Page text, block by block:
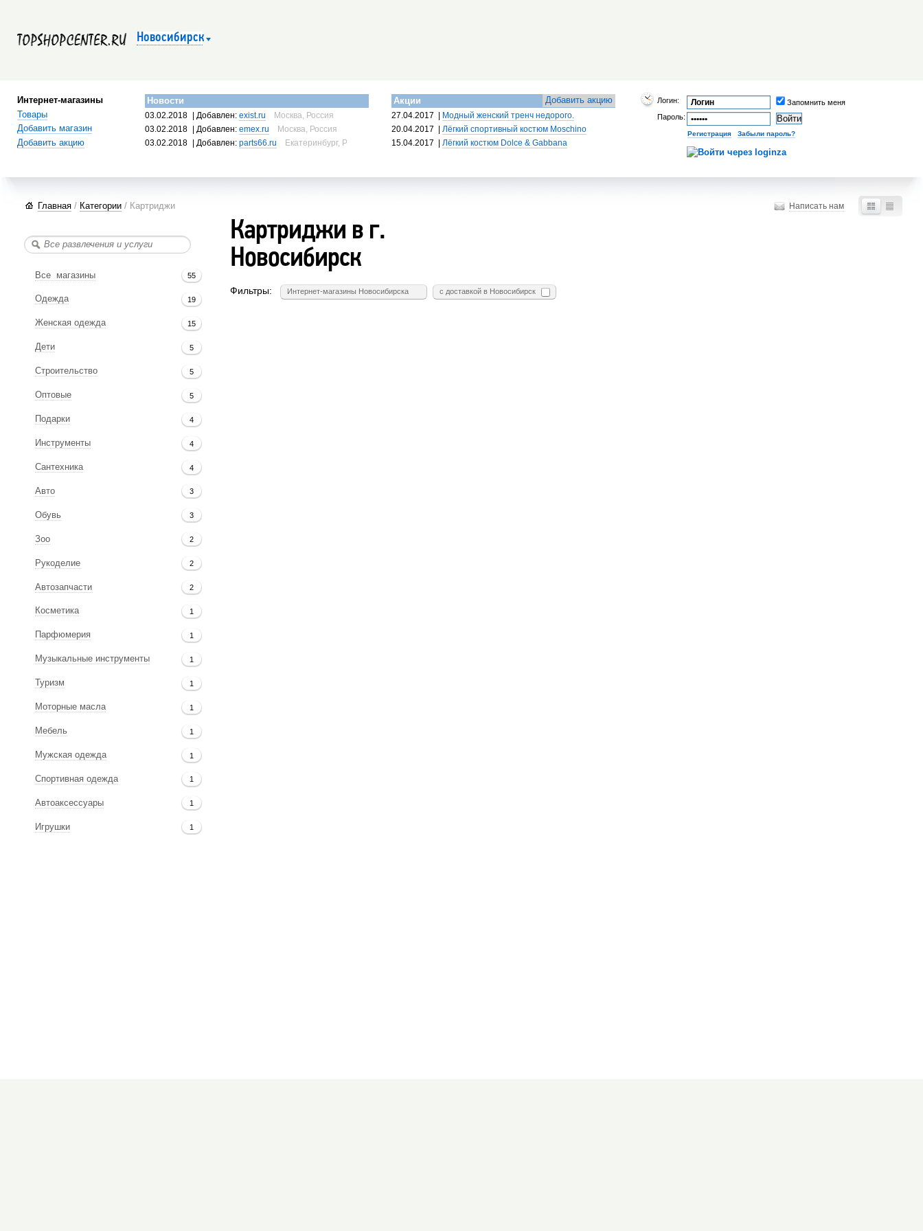
Новосибирск
Интернет-магазины
Товары
Добавить магазин
Добавить акцию
Новости
03.02.2018 | Добавлен: exist.ru
Москва, Россия
03.02.2018
| Добавлен: emex.ru
Москва, Россия
03.02.2018
| Добавлен: parts66.ru Екатеринбург, Россия
Добавить акцию
Акции
27.04.2017
Модный женский тренч недорого.
20.04.2017
Лёгкий спортивный костюм Moschino
15.04.2017
Лёгкий костюм Dolce & Gabbana
Логин:
Запомнить меня
Пароль:
Регистрация| Забыли пароль?
Написать нам
Главная / Категории / Картриджи
Все магазины 55
Одежда 19
Женская одежда 15
Дети 5
Строительство 5
Оптовые 5
Подарки 4
Инструменты 4
Сантехника 4
Авто 3
Обувь 3
Зоо 2
Рукоделие 2
Автозапчасти 2
Косметика 1
Парфюмерия 1
Музыкальные инструменты 1
Туризм 1
Моторные масла 1
Мебель 1
Мужская одежда 1
Спортивная одежда 1
Автоаксессуары 1
Игрушки 1
Картриджи в г.
Новосибирск
Фильтры: Интернет-магазины Новосибирска с доставкой в Новосибирск